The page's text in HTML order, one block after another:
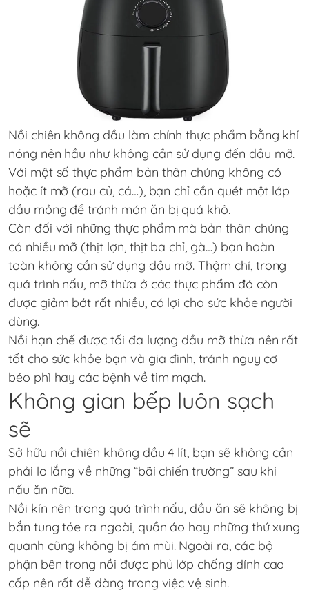
Nồi chiên không dầu làm chính thực phẩm bằng khí
nóng nên hầu như không cần sử dụng đến dầu mỡ.
Với một số thực phẩm bản thân chúng không có
hoặc ít mỡ (rau củ, cá…), bạn chỉ cần quét một lớp
dầu mỏng để tránh món ăn bị quá khô.
Còn đối với những thực phẩm mà bản thân chúng
có nhiều mỡ (thịt lợn, thịt ba chỉ, gà…) bạn hoàn
toàn không cần sử dụng dầu mỡ. Thậm chí, trong
quá trình nấu, mỡ thừa ở các thực phẩm đó còn
được giảm bớt rất nhiều, có lợi cho sức khỏe người
dùng.
Nồi hạn chế được tối đa lượng dầu mỡ thừa nên rất
tốt cho sức khỏe bạn và gia đình, tránh nguy cơ
béo phì hay các bệnh về tim mạch.
Không gian bếp luôn sạch
sẽ
Sở hữu nồi chiên không dầu 4 lít, bạn sẽ không cần
phải lo lắng về những “bãi chiến trường” sau khi
nấu ăn nữa.
Nồi kín nên trong quá trình nấu, dầu ăn sẽ không bị
bắn tung tóe ra ngoài, quần áo hay những thứ xung
quanh cũng không bị ám mùi. Ngoài ra, các bộ
phận bên trong nồi được phủ lớp chống dính cao
cấp nên rất dễ dàng trong việc vệ sinh.